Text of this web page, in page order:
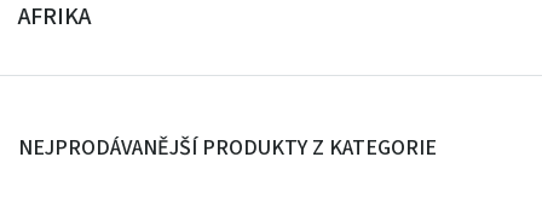
AFRIKA
NEJPRODÁVANĚJŠÍ PRODUKTY Z KATEGORIE